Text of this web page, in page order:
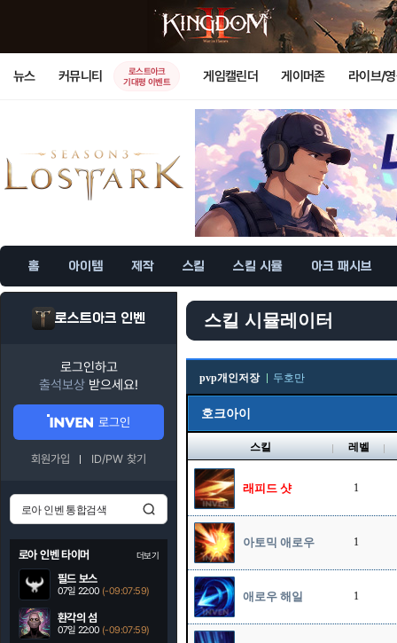
뉴스 커뮤니티
로스트아크
기대평 이벤트
게임캘린더 게이머존 라이브/
홈 아이템 제작 스킬 스킬 시뮬 아크 패시브
로스트아크 인벤
로그인하고
출석보상 받으세요!
로그인
회원가입 ID/PW 찾기
로아 인벤 타이머 더보기
필드 보스
07일 22:00 (-09:07:58)
환각의 섬
07일 22:00 (-09:07:58)
스킬 시뮬레이터
pvp개인저장 두호만
호크아이
스킬 레벨
래피드 샷 1
아토믹 애로우 1
애로우 해일 1